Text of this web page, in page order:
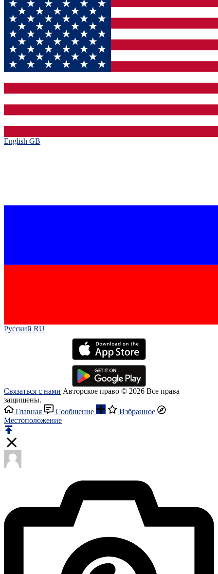
English GB‎
Русский RU‎
Связаться с нами Авторское право © 2026 Все права
защищены.
Главная
Сообщение
Избранное
Местоположение